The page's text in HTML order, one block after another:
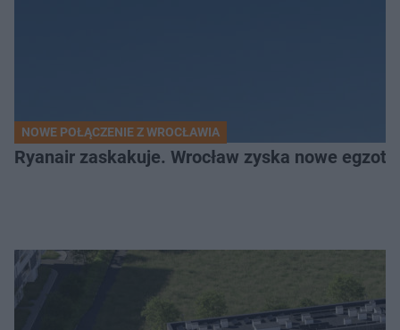
NOWE POŁĄCZENIE Z WROCŁAWIA
Ryanair zaskakuje. Wrocław zyska nowe